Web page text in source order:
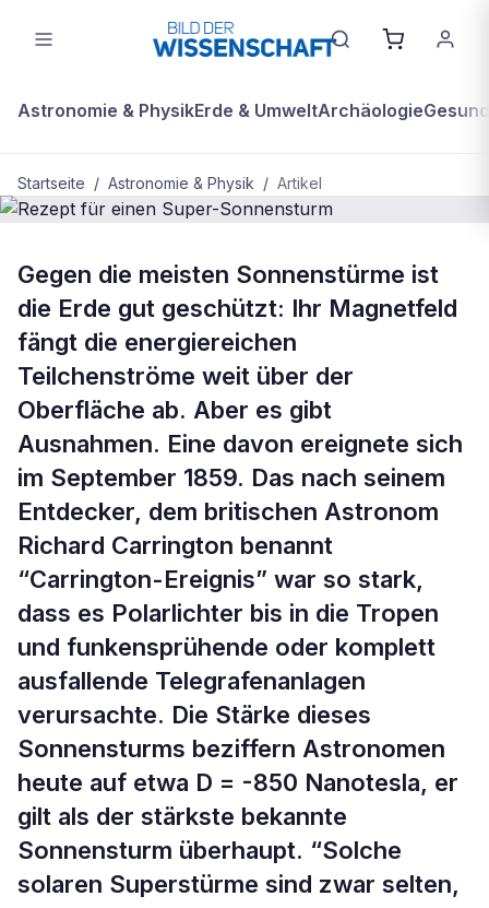
Astronomie & PhysikErde & UmweltArchäologie
Startseite / Astronomie & Physik / Artikel
Rezept für einen Super-
Sonnensturm
Gegen die meisten Sonnenstürme ist
die Erde gut geschützt: Ihr Magnetfeld
fängt die energiereichen
Teilchenströme weit über der
Oberfläche ab. Aber es gibt
Ausnahmen. Eine davon ereignete sich
im September 1859. Das nach seinem
Entdecker, dem britischen Astronom
Richard Carrington benannt
“Carrington-Ereignis” war so stark,
dass es Polarlichter bis in die Tropen
und funkensprühende oder komplett
ausfallende Telegrafenanlagen
verursachte. Die Stärke dieses
Sonnensturms beziffern Astronomen
heute auf etwa D = -850 Nanotesla, er
gilt als der stärkste bekannte
Sonnensturm überhaupt. “Solche
solaren Superstürme sind zwar selten,